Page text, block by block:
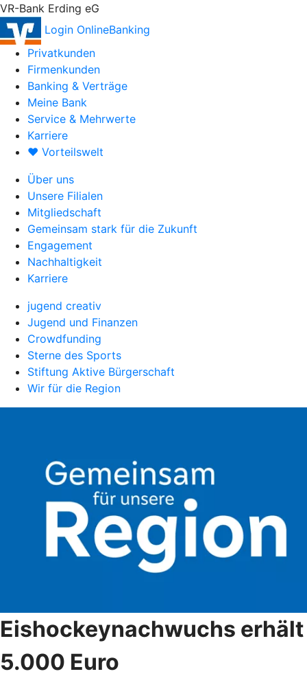
VR-Bank Erding eG
Login OnlineBanking
Privatkunden
Firmenkunden
Banking & Verträge
Meine Bank
Service & Mehrwerte
Karriere
♥ Vorteilswelt
Über uns
Unsere Filialen
Mitgliedschaft
Gemeinsam stark für die Zukunft
Engagement
Nachhaltigkeit
Karriere
jugend creativ
Jugend und Finanzen
Crowdfunding
Sterne des Sports
Stiftung Aktive Bürgerschaft
Wir für die Region
Eishockeynachwuchs erhält
5.000 Euro